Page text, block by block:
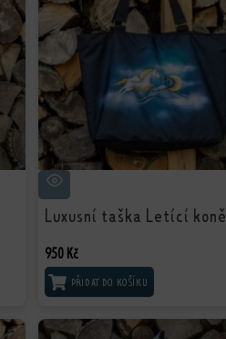
Luxusní taška Letící koně
950 Kč
PŘIDAT DO KOŠÍKU